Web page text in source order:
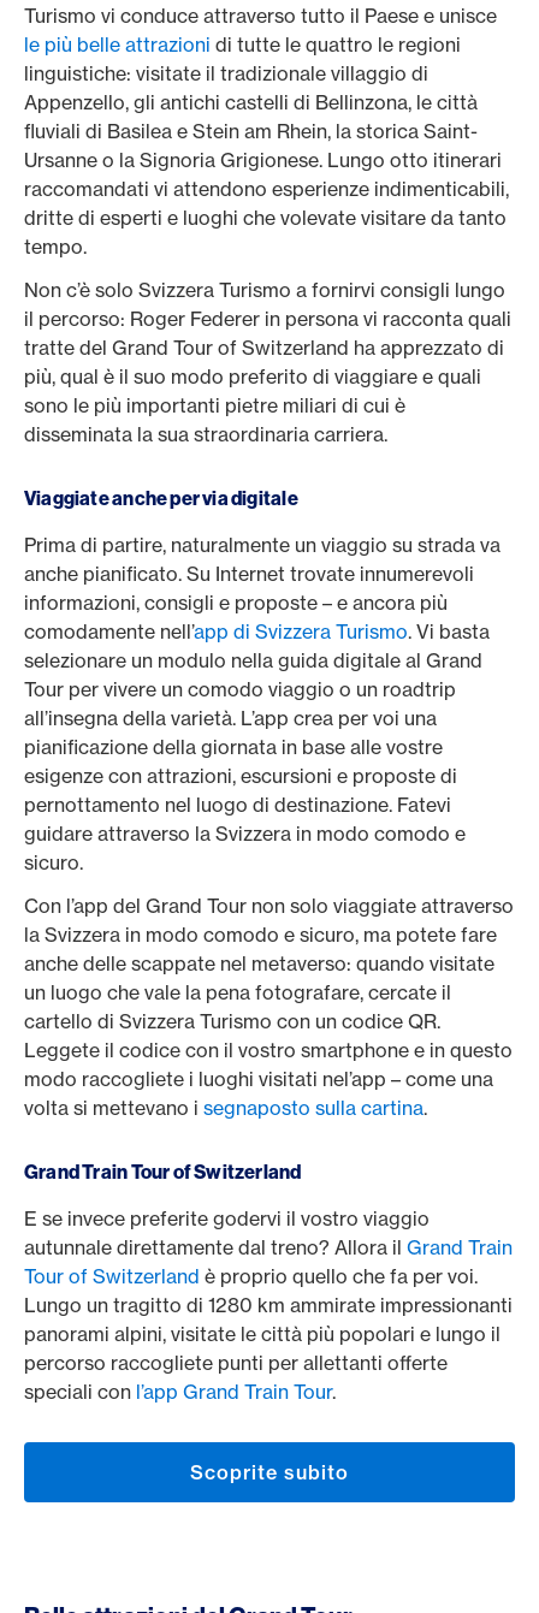
Turismo vi conduce attraverso tutto il Paese e unisce
le più belle attrazioni di tutte le quattro le regioni
linguistiche: visitate il tradizionale villaggio di
Appenzello, gli antichi castelli di Bellinzona, le città
fluviali di Basilea e Stein am Rhein, la storica Saint-
Ursanne o la Signoria Grigionese. Lungo otto itinerari
raccomandati vi attendono esperienze indimenticabili,
dritte di esperti e luoghi che volevate visitare da tanto
tempo.
Non c’è solo Svizzera Turismo a fornirvi consigli lungo
il percorso: Roger Federer in persona vi racconta quali
tratte del Grand Tour of Switzerland ha apprezzato di
più, qual è il suo modo preferito di viaggiare e quali
sono le più importanti pietre miliari di cui è
disseminata la sua straordinaria carriera.
Viaggiate anche per via digitale
Prima di partire, naturalmente un viaggio su strada va
anche pianificato. Su Internet trovate innumerevoli
informazioni, consigli e proposte – e ancora più
comodamente nell’app di Svizzera Turismo. Vi basta
selezionare un modulo nella guida digitale al Grand
Tour per vivere un comodo viaggio o un roadtrip
all’insegna della varietà. L’app crea per voi una
pianificazione della giornata in base alle vostre
esigenze con attrazioni, escursioni e proposte di
pernottamento nel luogo di destinazione. Fatevi
guidare attraverso la Svizzera in modo comodo e
sicuro.
Con l’app del Grand Tour non solo viaggiate attraverso
la Svizzera in modo comodo e sicuro, ma potete fare
anche delle scappate nel metaverso: quando visitate
un luogo che vale la pena fotografare, cercate il
cartello di Svizzera Turismo con un codice QR.
Leggete il codice con il vostro smartphone e in questo
modo raccogliete i luoghi visitati nel’app – come una
volta si mettevano i segnaposto sulla cartina.
Grand Train Tour of Switzerland
E se invece preferite godervi il vostro viaggio
autunnale direttamente dal treno? Allora il Grand Train
Tour of Switzerland è proprio quello che fa per voi.
Lungo un tragitto di 1280 km ammirate impressionanti
panorami alpini, visitate le città più popolari e lungo il
percorso raccogliete punti per allettanti offerte
speciali con l’app Grand Train Tour.
Scoprite subito